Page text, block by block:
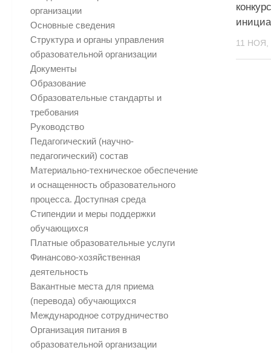
11 НОЯ,
организации
Основные сведения
Структура и органы управления
образовательной организации
Документы
Образование
Образовательные стандарты и
требования
Руководство
Педагогический (научно-
педагогический) состав
Материально-техническое обеспечение
и оснащенность образовательного
процесса. Доступная среда
Стипендии и меры поддержки
обучающихся
Платные образовательные услуги
Финансово-хозяйственная
деятельность
Вакантные места для приема
(перевода) обучающихся
Международное сотрудничество
Организация питания в
образовательной организации